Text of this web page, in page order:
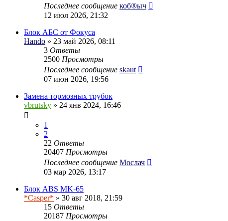
Последнее сообщение коб®ыч
12 июл 2026, 21:32
Блок АБС от Фокуса
Hando » 23 май 2026, 08:11
3 Ответы
2500 Просмотры
Последнее сообщение skaut
07 июн 2026, 19:56
Замена тормозных трубок
vbrutsky » 24 янв 2024, 16:46
1
2
22 Ответы
20407 Просмотры
Последнее сообщение Мослач
03 мар 2026, 13:17
Блок ABS MK-65
*Casper* » 30 авг 2018, 21:59
15 Ответы
20187 Просмотры